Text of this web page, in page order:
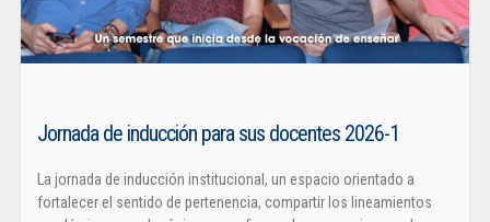
Jornada de inducción para sus docentes 2026-1
La jornada de inducción institucional, un espacio orientado a
fortalecer el sentido de pertenencia, compartir los lineamientos